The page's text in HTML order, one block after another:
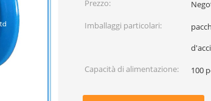
Prezzo:
Imballaggi particolari:
Capacità di alimentazione:
100